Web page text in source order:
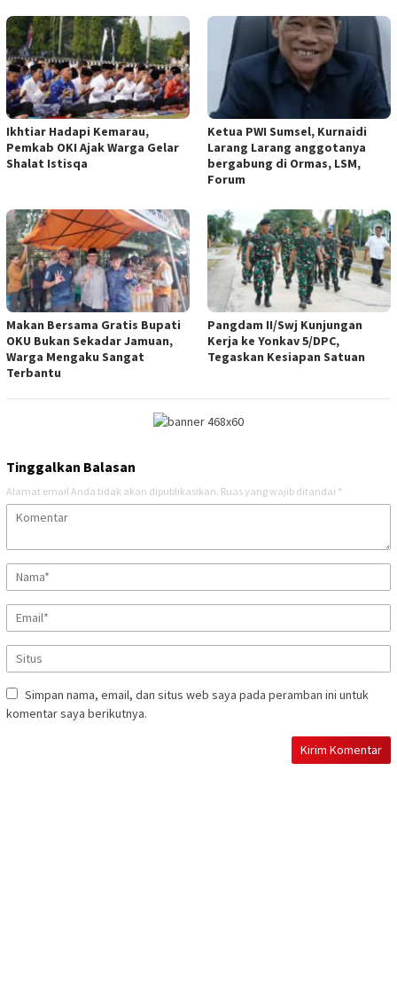
Ikhtiar Hadapi Kemarau,
Pemkab OKI Ajak Warga Gelar
Shalat Istisqa
Ketua PWI Sumsel, Kurnaidi
Larang Larang anggotanya
bergabung di Ormas, LSM,
Forum
Makan Bersama Gratis Bupati
OKU Bukan Sekadar Jamuan,
Warga Mengaku Sangat
Terbantu
Pangdam II/Swj Kunjungan
Kerja ke Yonkav 5/DPC,
Tegaskan Kesiapan Satuan
Tinggalkan Balasan
Alamat email Anda tidak akan dipublikasikan. Ruas yang wajib ditandai *
Simpan nama, email, dan situs web saya pada peramban ini untuk
komentar saya berikutnya.